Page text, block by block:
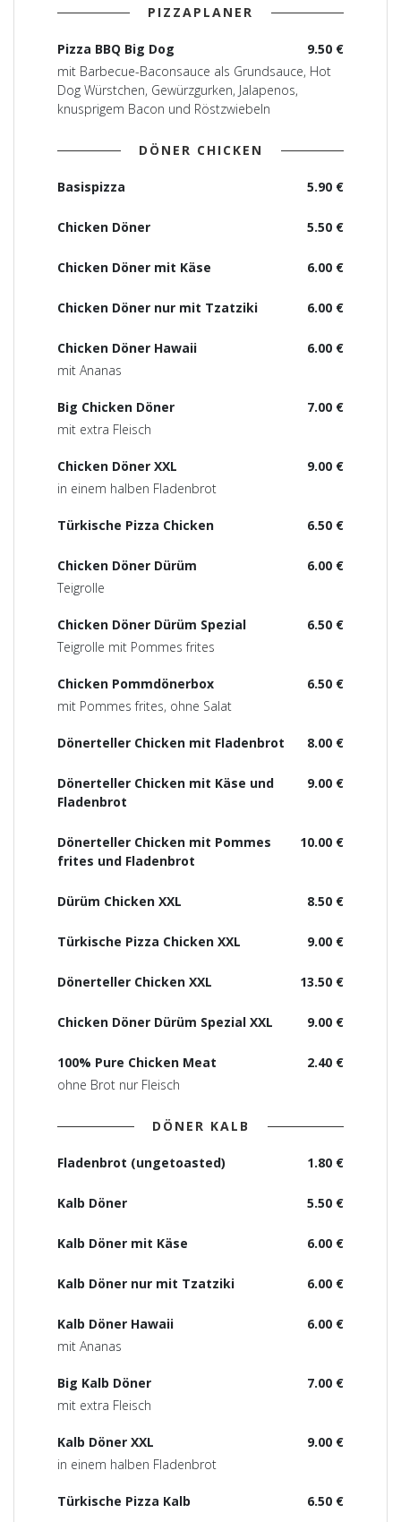
PIZZAPLANER
9.50 €
Pizza BBQ Big Dog
mit Barbecue-Baconsauce als Grundsauce, Hot
Dog Würstchen, Gewürzgurken, Jalapenos,
knusprigem Bacon und Röstzwiebeln
DÖNER CHICKEN
5.90 €
Basispizza
5.50 €
Chicken Döner
6.00 €
Chicken Döner mit Käse
6.00 €
Chicken Döner nur mit Tzatziki
6.00 €
Chicken Döner Hawaii
mit Ananas
7.00 €
Big Chicken Döner
mit extra Fleisch
9.00 €
Chicken Döner XXL
in einem halben Fladenbrot
6.50 €
Türkische Pizza Chicken
6.00 €
Chicken Döner Dürüm
Teigrolle
6.50 €
Chicken Döner Dürüm Spezial
Teigrolle mit Pommes frites
6.50 €
Chicken Pommdönerbox
mit Pommes frites, ohne Salat
8.00 €
Dönerteller Chicken mit Fladenbrot
9.00 €
Dönerteller Chicken mit Käse und
Fladenbrot
10.00 €
Dönerteller Chicken mit Pommes
frites und Fladenbrot
8.50 €
Dürüm Chicken XXL
9.00 €
Türkische Pizza Chicken XXL
13.50 €
Dönerteller Chicken XXL
9.00 €
Chicken Döner Dürüm Spezial XXL
2.40 €
100% Pure Chicken Meat
ohne Brot nur Fleisch
DÖNER KALB
1.80 €
Fladenbrot (ungetoasted)
5.50 €
Kalb Döner
6.00 €
Kalb Döner mit Käse
6.00 €
Kalb Döner nur mit Tzatziki
6.00 €
Kalb Döner Hawaii
mit Ananas
7.00 €
Big Kalb Döner
mit extra Fleisch
9.00 €
Kalb Döner XXL
in einem halben Fladenbrot
6.50 €
Türkische Pizza Kalb